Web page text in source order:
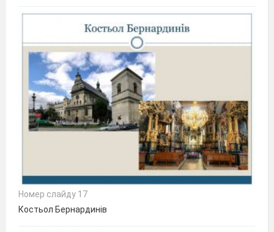
Номер слайду 17
Костьол Бернардинів